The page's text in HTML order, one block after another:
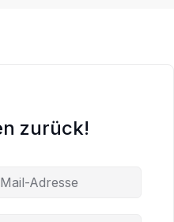
zurück!